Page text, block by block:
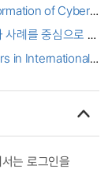
of Cyber
on Practices
연성법에서
한 주의 원칙의
례를 중심으로 =
in International
는 로그인을